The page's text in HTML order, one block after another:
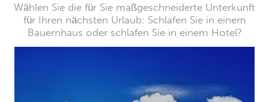
Wählen Sie die für Sie maßgeschneiderte Unterkunft
für Ihren nächsten Urlaub: Schlafen Sie in einem
Bauernhaus oder schlafen Sie in einem Hotel?